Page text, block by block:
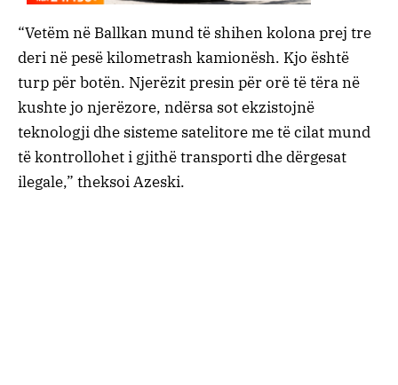
“Vetëm në Ballkan mund të shihen kolona prej tre
deri në pesë kilometrash kamionësh. Kjo është
turp për botën. Njerëzit presin për orë të tëra në
kushte jo njerëzore, ndërsa sot ekzistojnë
teknologji dhe sisteme satelitore me të cilat mund
të kontrollohet i gjithë transporti dhe dërgesat
ilegale,” theksoi Azeski.